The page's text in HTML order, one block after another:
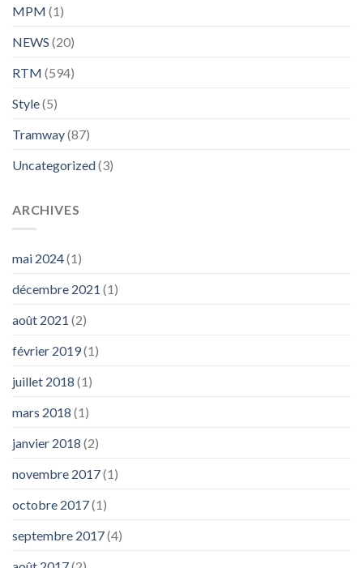
MPM (1)
NEWS (20)
RTM (594)
Style(5)
Tramway(87)
Uncategorized(3)
ARCHIVES
mai 2024(1)
décembre 2021 (1)
août 2021 (2)
février 2019(1)
juillet 2018 (1)
mars 2018 (1)
janvier 2018 (2)
novembre 2017(1)
octobre 2017(1)
septembre 2017(4)